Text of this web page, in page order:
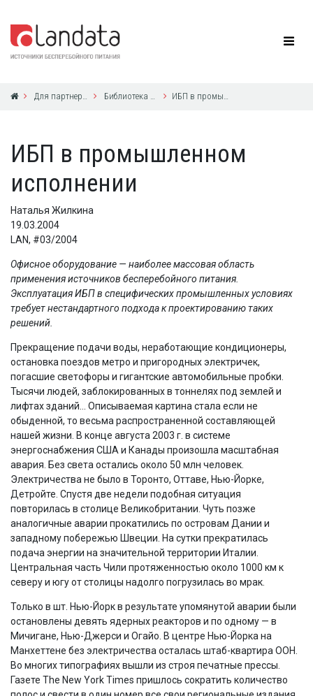
Для партнеров Библиотека по ИБП ИБП в промышленном исполнении
ИБП в промышленном
исполнении
Наталья Жилкина
19.03.2004
LAN, #03/2004
Офисное оборудование — наиболее массовая область
применения источников бесперебойного питания.
Эксплуатация ИБП в специфических промышленных условиях
требует нестандартного подхода к проектированию таких
решений.
Прекращение подачи воды, неработающие кондиционеры,
остановка поездов метро и пригородных электричек,
погасшие светофоры и гигантские автомобильные пробки.
Тысячи людей, заблокированных в тоннелях под землей и
лифтах зданий... Описываемая картина стала если не
обыденной, то весьма распространенной составляющей
нашей жизни. В конце августа 2003 г. в системе
энергоснабжения США и Канады произошла масштабная
авария. Без света остались около 50 млн человек.
Электричества не было в Торонто, Оттаве, Нью-Йорке,
Детройте. Спустя две недели подобная ситуация
повторилась в столице Великобритании. Чуть позже
аналогичные аварии прокатились по островам Дании и
западному побережью Швеции. На сутки прекратилась
подача энергии на значительной территории Италии.
Центральная часть Чили протяженностью около 1000 км к
северу и югу от столицы надолго погрузилась во мрак.
Только в шт. Нью-Йорк в результате упомянутой аварии были
остановлены девять ядерных реакторов и по одному — в
Мичигане, Нью-Джерси и Огайо. В центре Нью-Йорка на
Манхеттене без электричества осталась штаб-квартира ООН.
Во многих типографиях вышли из строя печатные прессы.
Газете The New York Times пришлось сократить количество